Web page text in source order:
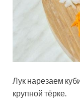
Лук нарезаем
крупной тёрке.